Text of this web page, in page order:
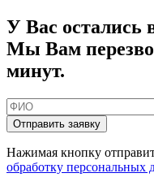
У Вас остались
Мы Вам
минут.
Отправить заявку
Нажимая кнопку
обработку персональных